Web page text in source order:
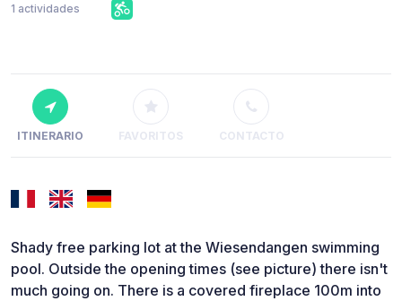
1 actividades
ITINERARIO FAVORITOS CONTACTO
Shady free parking lot at the Wiesendangen swimming
pool. Outside the opening times (see picture) there isn't
much going on. There is a covered fireplace 100m into